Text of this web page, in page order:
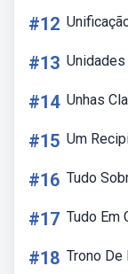
#12
#13
#14 Unhas
#15 Um
#16 Tudo
#17 Tudo Em
#18 Trono De